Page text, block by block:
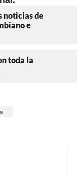
noticias de
e
toda la